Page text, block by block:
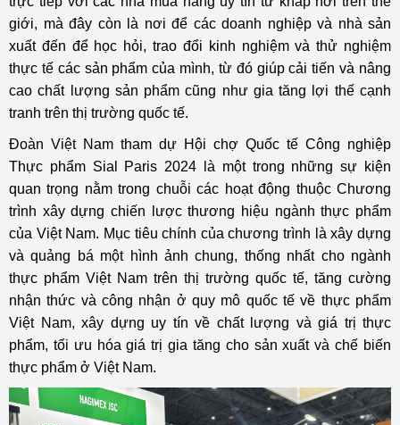
giới, mà đây còn là nơi để các doanh nghiệp và nhà sản
xuất đến để học hỏi, trao đổi kinh nghiệm và thử nghiệm
thực tế các sản phẩm của mình, từ đó giúp cải tiến và nâng
cao chất lượng sản phẩm cũng như gia tăng lợi thế cạnh
tranh trên thị trường quốc tế.
Đoàn Việt Nam tham dự Hội chợ Quốc tế Công nghiệp
Thực phẩm Sial Paris 2024 là một trong những sự kiện
quan trọng nằm trong chuỗi các hoạt động thuộc Chương
trình xây dựng chiến lược thương hiệu ngành thực phẩm
của Việt Nam. Mục tiêu chính của chương trình là xây dựng
và quảng bá một hình ảnh chung, thống nhất cho ngành
thực phẩm Việt Nam trên thị trường quốc tế, tăng cường
nhận thức và công nhận ở quy mô quốc tế về thực phẩm
Việt Nam, xây dựng uy tín về chất lượng và giá trị thực
phẩm, tối ưu hóa giá trị gia tăng cho sản xuất và chế biến
thực phẩm ở Việt Nam.